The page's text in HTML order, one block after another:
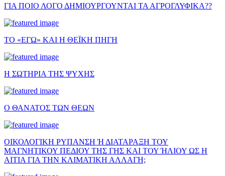
ΓΙΑ ΠΟΙΟ ΛΟΓΟ ΔΗΜΙΟΥΡΓΟΥΝΤΑΙ ΤΑ ΑΓΡΟΓΛΥΦΙΚΑ??
ΤΟ «ΕΓΩ» ΚΑΙ Η ΘΕΪΚΗ ΠΗΓΗ
Η ΣΩΤΗΡΙΑ ΤΗΣ ΨΥΧΗΣ
Ο ΘΑΝΑΤΟΣ ΤΩΝ ΘΕΩΝ
ΟΙΚΟΛΟΓΙΚΗ ΡΥΠΑΝΣΗ Ή ΔΙΑΤΑΡΑΞΗ ΤΟΥ
ΜΑΓΝΗΤΙΚΟΥ ΠΕΔΙΟΥ ΤΗΣ ΓΗΣ ΚΑΙ ΤΟΥ ΉΛΙΟΥ ΩΣ Η
ΑΙΤΙΑ ΓΙΑ ΤΗΝ ΚΛΙΜΑΤΙΚΗ ΑΛΛΑΓΗ;